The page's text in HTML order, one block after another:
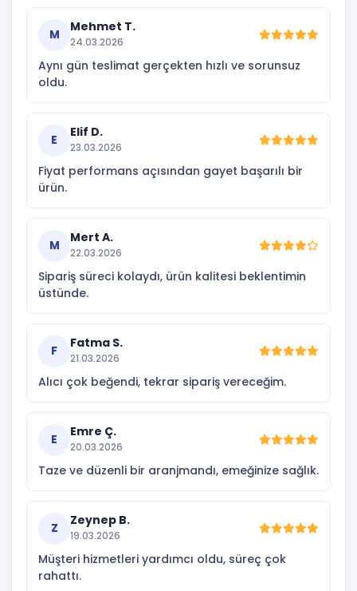
M
Mehmet T.
24.03.2026
Aynı gün teslimat gerçekten hızlı ve sorunsuz
oldu.
E
Elif D.
23.03.2026
Fiyat performans açısından gayet başarılı bir
ürün.
M
Mert A.
22.03.2026
Sipariş süreci kolaydı, ürün kalitesi beklentimin
üstünde.
F
Fatma S.
21.03.2026
Alıcı çok beğendi, tekrar sipariş vereceğim.
E
Emre Ç.
20.03.2026
Taze ve düzenli bir aranjmandı, emeğinize sağlık.
Z
Zeynep B.
19.03.2026
Müşteri hizmetleri yardımcı oldu, süreç çok
rahattı.